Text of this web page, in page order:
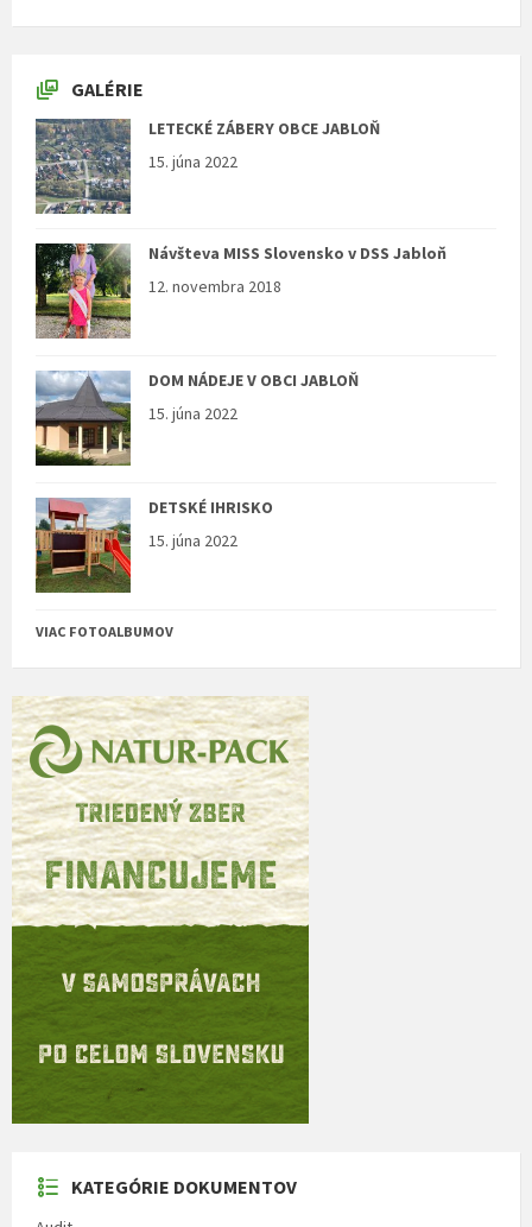
GALÉRIE
LETECKÉ ZÁBERY OBCE JABLOŇ
15. júna 2022
Návšteva MISS Slovensko v DSS Jabloň
12. novembra 2018
DOM NÁDEJE V OBCI JABLOŇ
15. júna 2022
DETSKÉ IHRISKO
15. júna 2022
VIAC FOTOALBUMOV
KATEGÓRIE DOKUMENTOV